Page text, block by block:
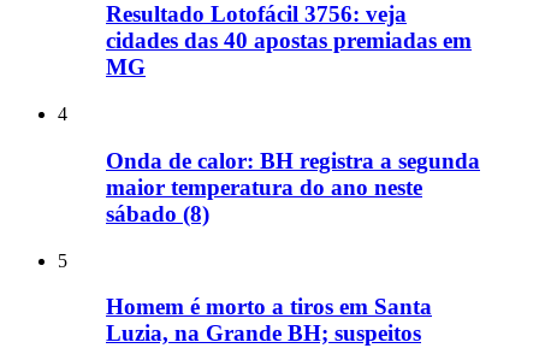
Resultado Lotofácil 3756: veja
cidades das 40 apostas premiadas em
MG
4
Onda de calor: BH registra a segunda
maior temperatura do ano neste
sábado (8)
5
Homem é morto a tiros em Santa
Luzia, na Grande BH; suspeitos